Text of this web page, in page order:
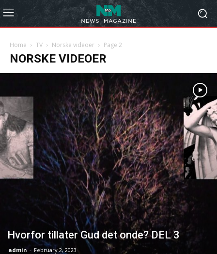
Home TV Norske videoer Page 2
NORSKE VIDEOER
Hvorfor tillater Gud det onde? DEL 3
admin - February 2, 2023